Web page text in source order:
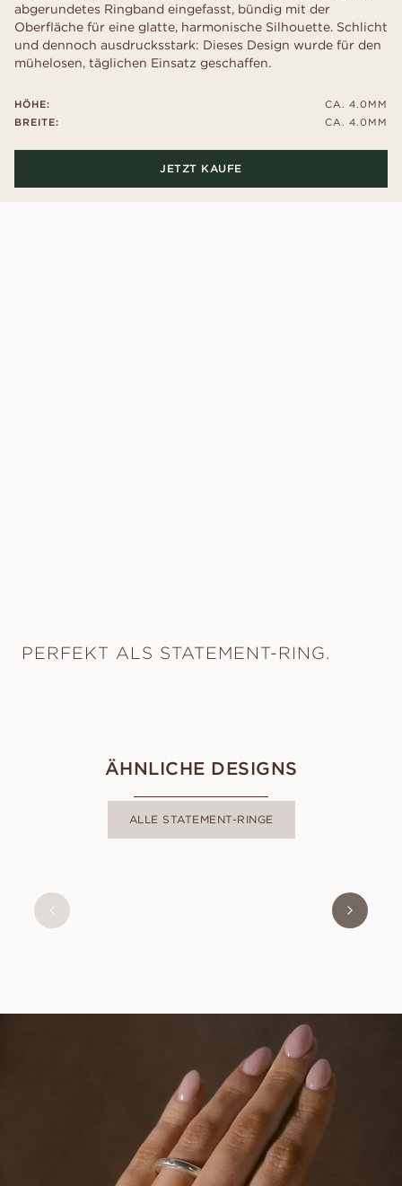
abgerundetes Ringband eingefasst, bündig mit der
Oberfläche für eine glatte, harmonische Silhouette. Schlicht
und dennoch ausdrucksstark: Dieses Design wurde für den
mühelosen, täglichen Einsatz geschaffen.
HÖHE:
BREITE:
CA. 4.0MM
CA. 4.0MM
JETZT KAUFE
PERFEKT ALS STATEMENT-RING.
ÄHNLICHE DESIGNS
ALLE STATEMENT-RINGE